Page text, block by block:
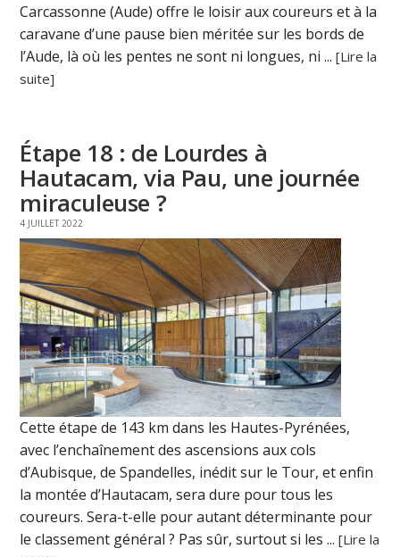
Carcassonne (Aude) offre le loisir aux coureurs et à la
caravane d’une pause bien méritée sur les bords de
l’Aude, là où les pentes ne sont ni longues, ni ...[Lire la
suite]
Étape 18 : de Lourdes à
Hautacam, via Pau, une journée
miraculeuse ?
4 JUILLET 2022
Cette étape de 143 km dans les Hautes-Pyrénées,
avec l’enchaînement des ascensions aux cols
d’Aubisque, de Spandelles, inédit sur le Tour, et enfin
la montée d’Hautacam, sera dure pour tous les
coureurs. Sera-t-elle pour autant déterminante pour
le classement général ? Pas sûr, surtout si les ...[Lire la